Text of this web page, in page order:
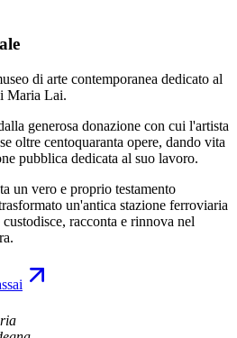
di arte contemporanea dedicato al
Maria Lai.
generosa donazione con cui l'artista
oltre centoquaranta opere, dando vita
pubblica dedicata al suo lavoro.
un vero e proprio testamento
un'antica stazione ferroviaria
racconta e rinnova nel